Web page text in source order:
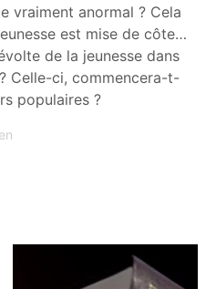
vraiment anormal ? Cela
est mise de côte…
de la jeunesse dans
Celle-ci, commencera-t-
populaires ?